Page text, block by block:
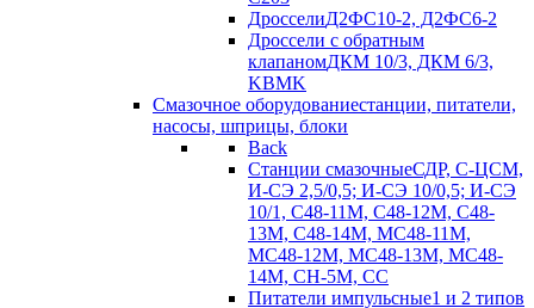
ДросселиД2ФС10-2, Д2ФС6-2
Дроссели с обратным
клапаномДКМ 10/3, ДКМ 6/3,
KBMK
Смазочное оборудованиестанции, питатели,
насосы, шприцы, блоки
Back
Станции смазочныеСДР, С-ЦСМ,
И-СЭ 2,5/0,5; И-СЭ 10/0,5; И-СЭ
10/1, С48-11М, С48-12М, С48-
13М, С48-14М, МС48-11М,
МС48-12М, МС48-13М, МС48-
14М, СН-5М, CC
Питатели импульсные1 и 2 типов